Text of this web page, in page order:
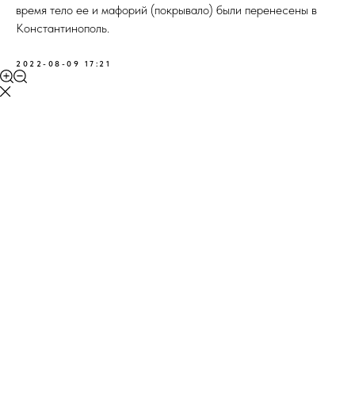
время тело ее и мафорий (покрывало) были перенесены в
Константинополь.
2022-08-09 17:21